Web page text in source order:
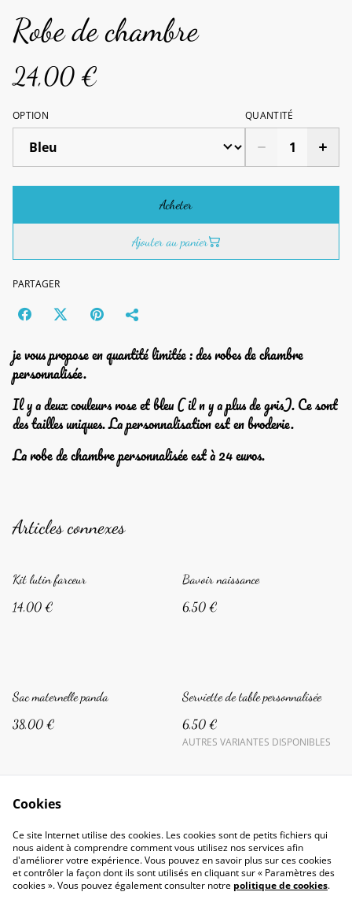
Robe de chambre
24,00 €
OPTION QUANTITÉ
Acheter
Ajouter au panier
PARTAGER
je vous propose en quantité limitée : des robes de chambre
personnalisée.
Il y a deux couleurs rose et bleu ( il n y a plus de gris). Ce sont
des tailles uniques. La personnalisation est en broderie.
La robe de chambre personnalisée est à 24 euros.
Articles connexes
Kit lutin farceur
14,00 €
Bavoir naissance
6,50 €
Sac maternelle panda
38,00 €
Serviette de table personnalisée
6,50 €
AUTRES VARIANTES DISPONIBLES
Conditions générales
Politique de confidentialité
Politique de cookies
Cookies
Ce site Internet utilise des cookies. Les cookies sont de petits fichiers qui
nous aident à comprendre comment vous utilisez nos services afin
d'améliorer votre expérience. Vous pouvez en savoir plus sur ces cookies
et contrôler la façon dont ils sont utilisés en cliquant sur « Paramètres des
cookies ». Vous pouvez également consulter notre politique de cookies.